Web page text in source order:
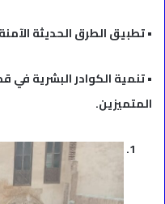
• تطبيق الطرق الحديثة
• تنمية الكوادر البشرية في
المتميزين.